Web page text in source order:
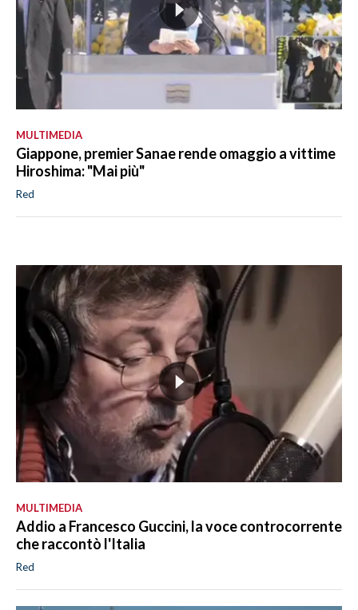
MULTIMEDIA
Giappone, premier Sanae rende omaggio a vittime
Hiroshima: "Mai più"
Red
MULTIMEDIA
Addio a Francesco Guccini, la voce controcorrente
che raccontò l'Italia
Red